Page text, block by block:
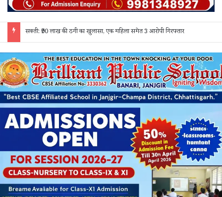
सक्ती: ₹90 लाख की ठगी का खुलासा, एक महिला समेत 3 आरोपी गिरफ्तार